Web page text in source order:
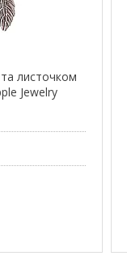
листочком
Jewelry